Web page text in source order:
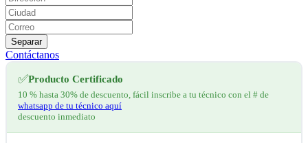
Separar
Contáctanos
✅Producto Certificado
10 % hasta 30% de descuento, fácil inscribe a tu técnico con el # de
whatsapp de tu técnico aquí
descuento inmediato